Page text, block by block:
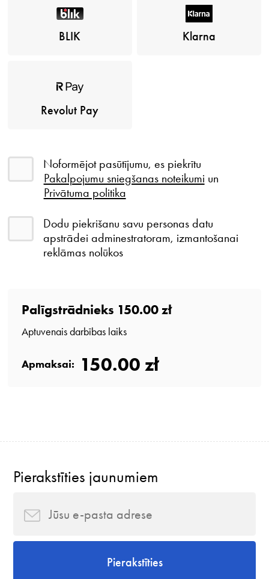
BLIK Klarna
Revolut Pay
Noformējot pasūtījumu, es piekrītu
Pakalpojumu sniegšanas noteikumi un
Privātuma politika
Dodu piekrišanu savu personas datu
apstrādei adminestratoram, izmantošanai
reklāmas nolūkos
Palīgstrādnieks 150.00 zł
Aptuvenais darbības laiks
Apmaksai: 150.00 zł
Pierakstīties jaunumiem
Pierakstīties